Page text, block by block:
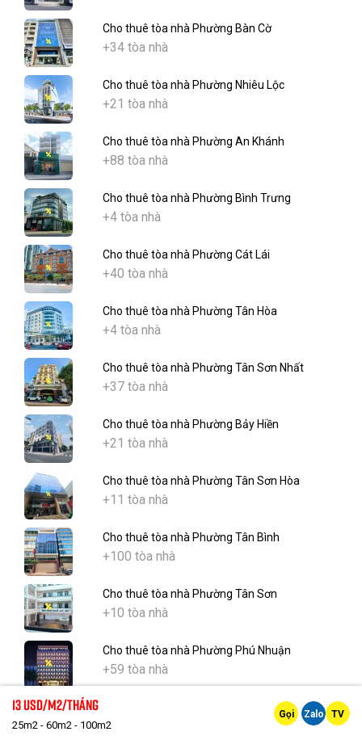
Cho thuê tòa nhà Phường Bàn Cờ
+34 tòa nhà
Cho thuê tòa nhà Phường Nhiêu Lộc
+21 tòa nhà
Cho thuê tòa nhà Phường An Khánh
+88 tòa nhà
Cho thuê tòa nhà Phường Bình Trưng
+4 tòa nhà
Cho thuê tòa nhà Phường Cát Lái
+40 tòa nhà
Cho thuê tòa nhà Phường Tân Hòa
+4 tòa nhà
Cho thuê tòa nhà Phường Tân Sơn Nhất
+37 tòa nhà
Cho thuê tòa nhà Phường Bảy Hiền
+21 tòa nhà
Cho thuê tòa nhà Phường Tân Sơn Hòa
+11 tòa nhà
Cho thuê tòa nhà Phường Tân Bình
+100 tòa nhà
Cho thuê tòa nhà Phường Tân Sơn
+10 tòa nhà
Cho thuê tòa nhà Phường Phú Nhuận
+59 tòa nhà
Cho thuê tòa nhà Phường Đức Nhuận
+21 tòa nhà
13 Usd/m2/tháng
25m2 - 60m2 - 100m2
Gọi Zalo TV